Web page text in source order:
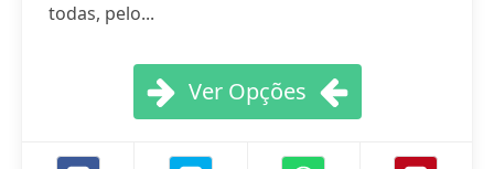
todas, pelo...
Ver Opções